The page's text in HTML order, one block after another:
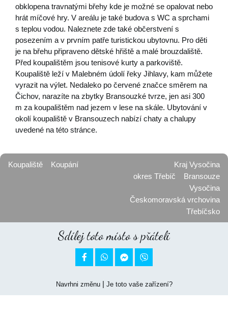
obklopena travnatými břehy kde je možné se opalovat nebo
hrát míčové hry. V areálu je také budova s WC a sprchami
s teplou vodou. Naleznete zde také občerstvení s
posezením a v prvním patře turistickou ubytovnu. Pro děti
je na břehu připraveno dětské hřiště a malé brouzdaliště.
Před koupalištěm jsou tenisové kurty a parkoviště.
Koupaliště leží v Malebném údolí řeky Jihlavy, kam můžete
vyrazit na výlet. Nedaleko po červené značce směrem na
Čichov, narazíte na zbytky Bransouzké tvrze, jen asi 300
m za koupalištěm nad jezem v lese na skále. Ubytování v
okolí koupaliště v Bransouzech nabízí chaty a chalupy
uvedené na této stránce.
Koupaliště Koupání
Kraj Vysočina
okres Třebíč
Bransouze
Vysočina
Českomoravská vrchovina
Třebíčsko
Sdílej toto místo s přáteli
 
Navrhni změnu| Je toto vaše zařízení?